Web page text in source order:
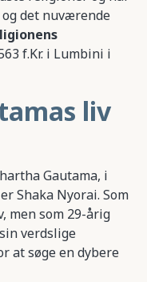
det nuværende
f.Kr. i Lumbini i
liv
Gautama, i
Shaka Nyorai. Som
men som 29-årig
verdslige
at søge en dybere